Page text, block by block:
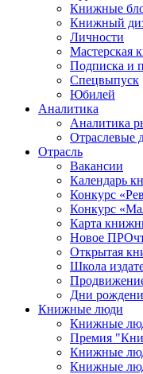
Книжные
Книжный
Личности
Мастерская
Подписка и
Спецвыпуск
Юбилей
Аналитика
Аналитика
Отраслевые
Отрасль
Вакансии
Календарь
Конкурс
Конкурс
Карта
Новое
Открытая
Школа
Дни
Книжные люди
Книжные
Премия
Книжные
Книжные